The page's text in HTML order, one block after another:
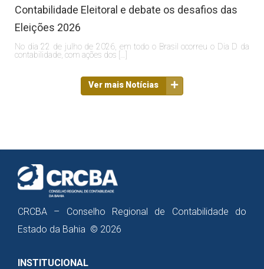
Contabilidade Eleitoral e debate os desafios das
Eleições 2026
No dia 22 de julho de 2026, em todo o Brasil ocorreu o Dia D da
contabilidade, com ações dos […]
Ver mais Notícias
CRCBA – Conselho Regional de Contabilidade do
Estado da Bahia © 2026
INSTITUCIONAL